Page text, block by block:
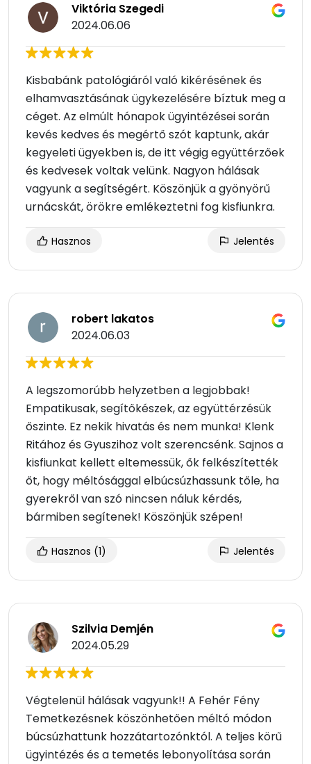
Viktória Szegedi
2024.06.06
Kisbabánk patológiáról való kikérésének és
elhamvasztásának ügykezelésére bíztuk meg a
céget. Az elmúlt hónapok ügyintézései során
kevés kedves és megértő szót kaptunk, akár
kegyeleti ügyekben is, de itt végig együttérzőek
és kedvesek voltak velünk. Nagyon hálásak
vagyunk a segítségért. Köszönjük a gyönyörű
urnácskát, örökre emlékeztetni fog kisfiunkra.
Hasznos Jelentés
robert lakatos
2024.06.03
A legszomorúbb helyzetben a legjobbak!
Empatikusak, segítőkészek, az együttérzésük
őszinte. Ez nekik hivatás és nem munka! Klenk
Ritához és Gyuszihoz volt szerencsénk. Sajnos a
kisfiunkat kellett eltemessük, ők felkészítették
őt, hogy méltósággal elbúcsúzhassunk tőle, ha
gyerekről van szó nincsen náluk kérdés,
bármiben segítenek! Köszönjük szépen!
Hasznos (1) Jelentés
Szilvia Demjén
2024.05.29
Végtelenül hálásak vagyunk!! A Fehér Fény
Temetkezésnek köszönhetően méltó módon
búcsúzhattunk hozzátartozónktól. A teljes körű
ügyintézés és a temetés lebonyolítása során